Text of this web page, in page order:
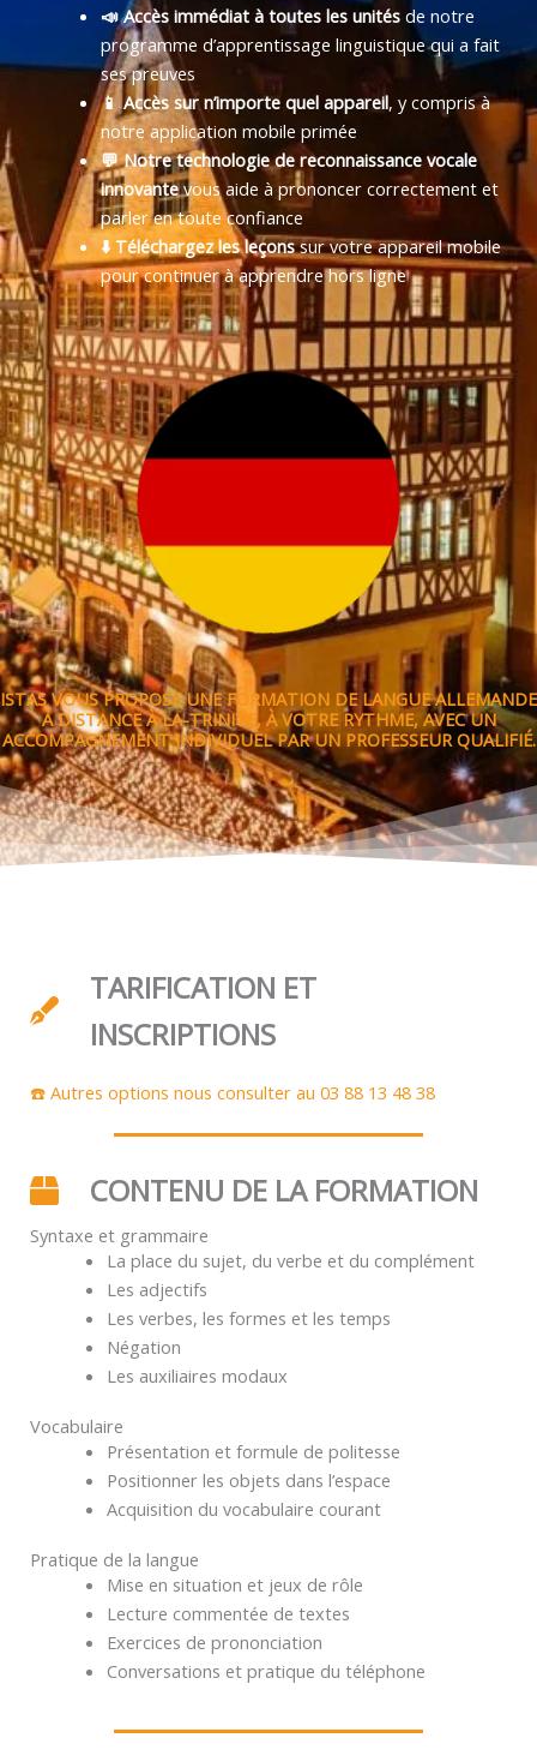
📣 Accès immédiat à toutes les unitésde notre
programme d’apprentissage linguistique qui a fait
ses preuves
📱 Accès sur n’importe quel appareil, y compris à
notre application mobile primée
💬 Notre technologie de reconnaissance vocale
innovantevous aide à prononcer correctement et
parler en toute confiance
⬇️ Téléchargez les leçonssur votre appareil mobile
pour continuer à apprendre hors ligne
ISTAS VOUS PROPOSE UNE FORMATION DE LANGUE ALLEMANDE
À DISTANCE À LA-TRINITE, À VOTRE RYTHME, AVEC UN
ACCOMPAGNEMENT INDIVIDUEL PAR UN PROFESSEUR QUALIFIÉ.
TARIFICATION ET
INSCRIPTIONS
☎️ Autres options nous consulter au 03 88 13 48 38
CONTENU DE LA FORMATION
Syntaxe et grammaire
La place du sujet, du verbe et du complément
Les adjectifs
Les verbes, les formes et les temps
Négation
Les auxiliaires modaux
Vocabulaire
Présentation et formule de politesse
Positionner les objets dans l’espace
Acquisition du vocabulaire courant
Pratique de la langue
Mise en situation et jeux de rôle
Lecture commentée de textes
Exercices de prononciation
Conversations et pratique du téléphone